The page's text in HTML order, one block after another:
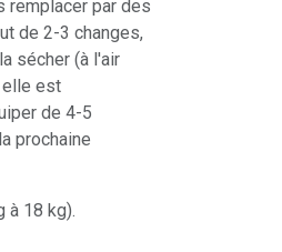
remplacer par des
de 2-3 changes,
sécher (à l'air
elle est
de 4-5
prochaine
à 18 kg).